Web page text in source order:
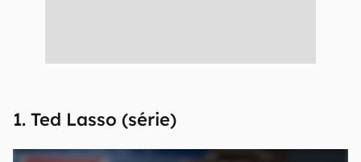
1. Ted Lasso (série)